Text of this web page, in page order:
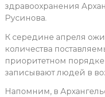
здравоохранения
Русинова.
К середине апреля
количества
приоритетном
записывают людей в
Напомним, в